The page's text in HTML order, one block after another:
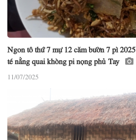
Ngon tô thứ 7 mự 12 căm bườn 7 pì
té nằng quai khòng pi nọng phủ Tay
11/07/2025